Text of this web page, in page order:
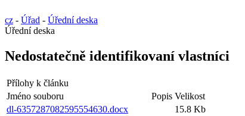
cz - Úřad - Úřední deska
Úřední deska
Nedostatečně identifikovaní vlastníci
Přílohy k článku
Jméno souboru
Popis Velikost
dl-6357287082595554630.docx
15.8 Kb